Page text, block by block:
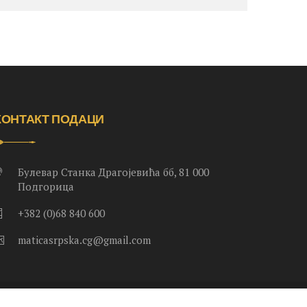
ПОДАЦИ
Булевар Станка Драгојевића бб, 81 000
Подгорица
+382 (0)68 840 600
maticasrpska.cg@gmail.com